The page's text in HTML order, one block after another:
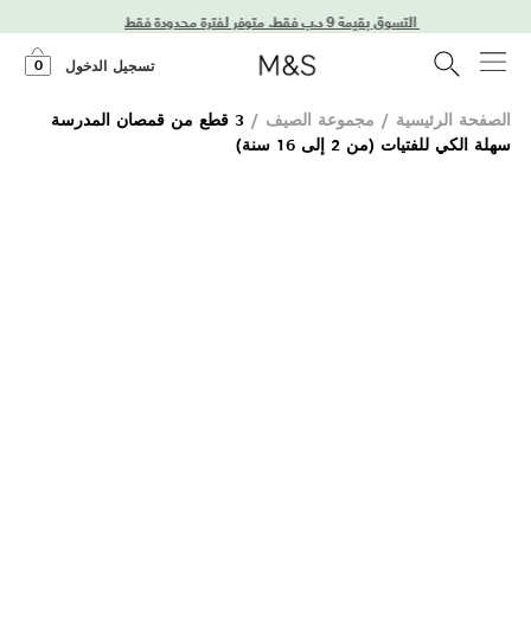
تسجيل الدخول 0
الصفحة الرئيسية / مجموعة الصيف /
3 قطع من قمصان المدرسة
سهلة الكي للفتيات (من 2 إلى 16 سنة)